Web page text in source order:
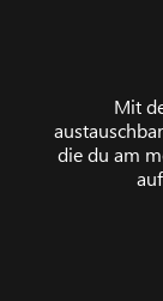
Mit
die du am